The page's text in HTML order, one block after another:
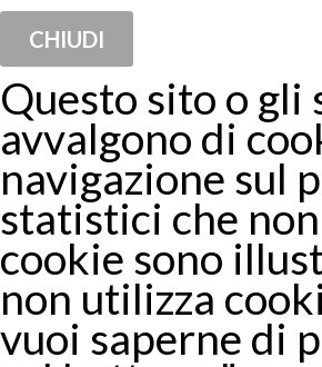
CHIUDI
Questo sito o
avvalgono di
navigazione sul
statistici che
cookie sono
non utilizza
vuoi saperne di